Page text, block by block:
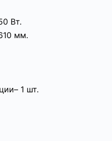
Вт.
мм.
1 шт.